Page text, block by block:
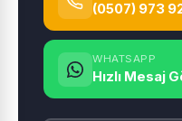
(0507) 973
WHATSAPP
Hızlı Mesaj